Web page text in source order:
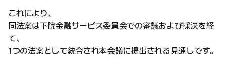
これにより、
同法案は下院金融サービス委員会での審議および採決を経
て、
1つの法案として統合され本会議に提出される見通しです。